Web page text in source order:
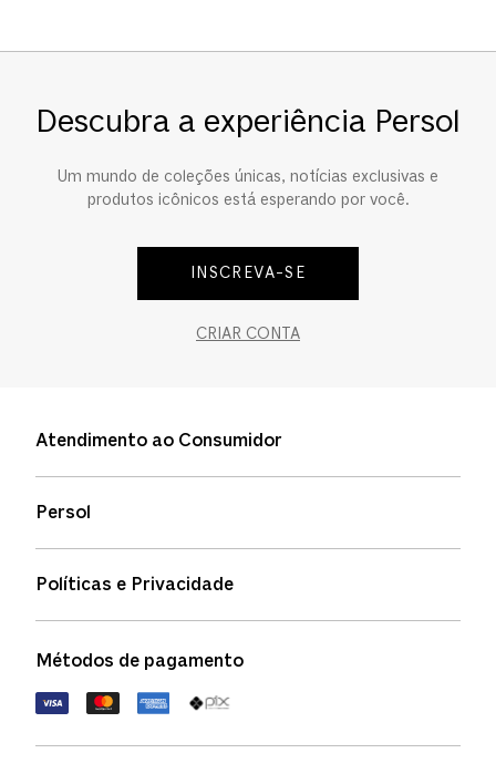
Descubra a experiência Persol
Um mundo de coleções únicas, notícias exclusivas e
produtos icônicos está esperando por você.
INSCREVA-SE
CRIAR CONTA
Atendimento ao Consumidor
Status de pedidos
Política de garantia
FAQs
Persol
Políticas e Privacidade
Política de devolução
Termos de uso
Métodos de pagamento